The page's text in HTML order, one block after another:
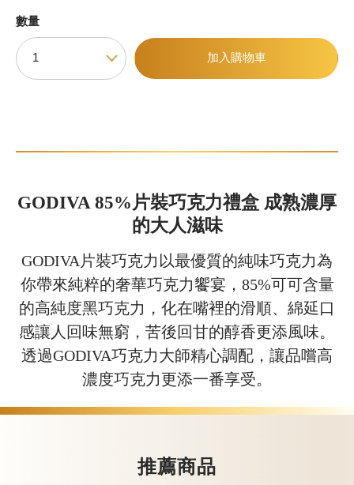
霜淇淋
數量
加入購物車
GODIVA 85%片裝巧克力禮盒 成熟濃厚
的大人滋味
GODIVA片裝巧克力以最優質的純味巧克力為
你帶來純粹的奢華巧克力饗宴，85%可可含量
的高純度黑巧克力，化在嘴裡的滑順、綿延口
感讓人回味無窮，苦後回甘的醇香更添風味。
透過GODIVA巧克力大師精心調配，讓品嚐高
濃度巧克力更添一番享受。
推薦商品